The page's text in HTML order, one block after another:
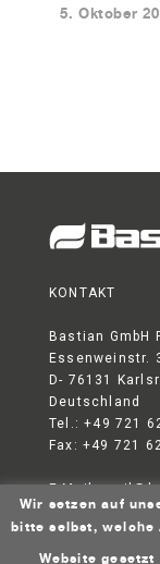
5. Oktober
KONTAKT
Bastian GmbH
Essenweinstr.
D- 76131
Deutschland
Tel.: +49 721
Fax: +49 721
E-Mail:
©
Wir setzen auf
bitte selbst, welche
Website